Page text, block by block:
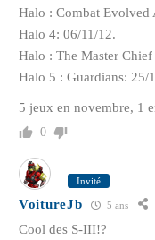
Halo : Combat Evolved
Halo 4: 06/11/12.
Halo : The Master
Halo 5 : Guardians: 25/
5 jeux en novembre, 1
0
Invité
VoitureJb 5 ans
Cool des S-III!?